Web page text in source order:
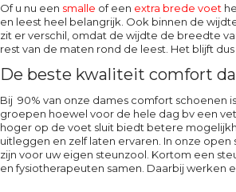
Of u nu een smalle of een extra brede voet
en leest heel belangrijk. Ook binnen de
zit er verschil, omdat de wijdte de breedte
rest van de maten rond de leest. Het blijft
De beste kwaliteit comfort
Bij 90% van onze dames comfort schoenen
groepen hoewel voor de hele dag bv een
hoger op de voet sluit biedt betere
uitleggen en zelf laten ervaren. In onze
zijn voor uw eigen steunzool. Kortom een
en fysiotherapeuten samen. Daarbij werken